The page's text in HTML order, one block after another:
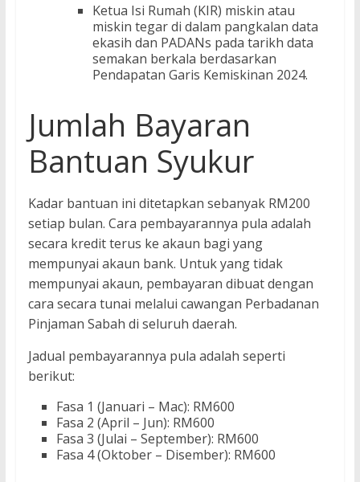
Ketua Isi Rumah (KIR) miskin atau
miskin tegar di dalam pangkalan data
ekasih dan PADANs pada tarikh data
semakan berkala berdasarkan
Pendapatan Garis Kemiskinan 2024.
Jumlah Bayaran
Bantuan Syukur
Kadar bantuan ini ditetapkan sebanyak RM200
setiap bulan. Cara pembayarannya pula adalah
secara kredit terus ke akaun bagi yang
mempunyai akaun bank. Untuk yang tidak
mempunyai akaun, pembayaran dibuat dengan
cara secara tunai melalui cawangan Perbadanan
Pinjaman Sabah di seluruh daerah.
Jadual pembayarannya pula adalah seperti
berikut:
Fasa 1 (Januari – Mac): RM600
Fasa 2 (April – Jun): RM600
Fasa 3 (Julai – September): RM600
Fasa 4 (Oktober – Disember): RM600